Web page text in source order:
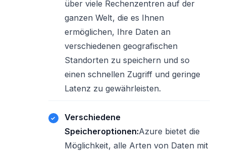
über viele Rechenzentren auf der
ganzen Welt, die es Ihnen
ermöglichen, Ihre Daten an
verschiedenen geografischen
Standorten zu speichern und so
einen schnellen Zugriff und geringe
Latenz zu gewährleisten.
Verschiedene
Speicheroptionen:Azure bietet die
Möglichkeit, alle Arten von Daten mit